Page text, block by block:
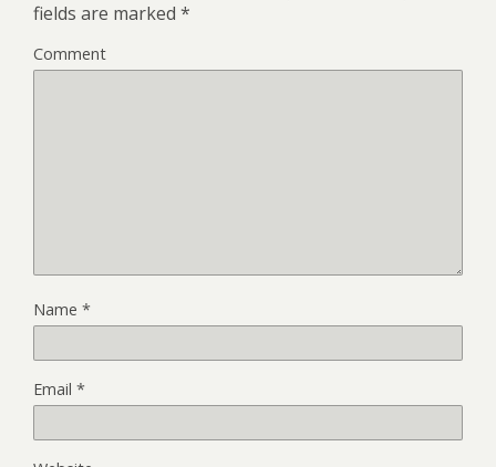
fields are marked *
Comment
Name *
Email *